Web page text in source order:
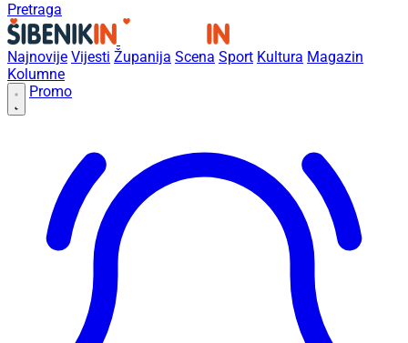
Pretraga
Najnovije Vijesti Županija Scena Sport Kultura Magazin
Kolumne
Promo